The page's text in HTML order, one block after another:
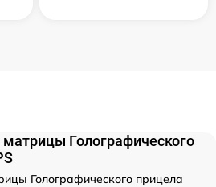
Голографического
Голографического прицела